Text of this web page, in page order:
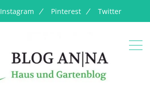
Instagram Pinterest Twitter